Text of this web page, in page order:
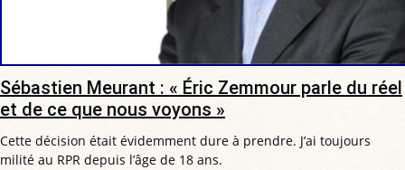
Sébastien Meurant : « Éric Zemmour parle du réel
et de ce que nous voyons »
Cette décision était évidemment dure à prendre. J’ai toujours
milité au RPR depuis l’âge de 18 ans.